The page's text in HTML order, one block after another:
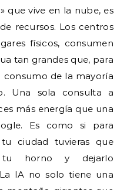
que vive en la nube, es
recursos. Los centros
físicos, consumen
tan grandes que, para
consumo de la mayoría
Una sola consulta a
más energía que una
Es como si para
ciudad tuvieras que
tu horno y dejarlo
IA no solo tiene una